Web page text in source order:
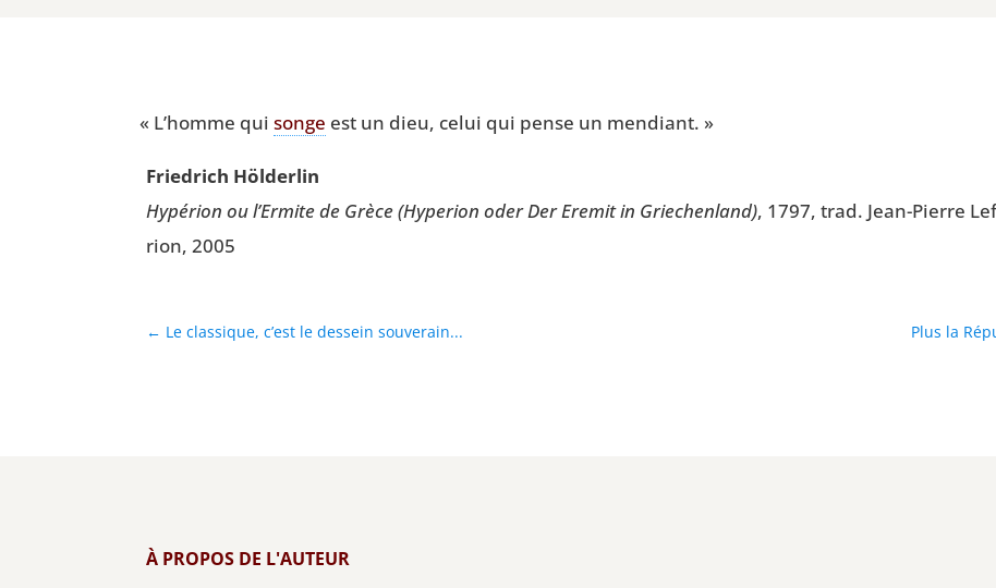
« L’homme qui songe est un dieu, celui qui pense un mendiant. »
Frie­drich Hölderlin
Hypé­rion ou l’Er­mite de Grèce (Hyper­ion oder Der Ere­mit in Grie­chen­land), 1797, trad. Jean-Pierre
rion, 2005
← Le classique, c’est le dessein souverain... Plus la
À PROPOS DE L'AUTEUR